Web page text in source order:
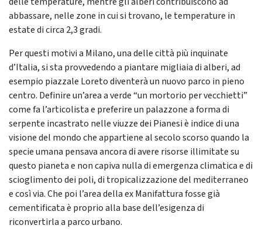
abbassare, nelle zone in cui si trovano, le temperature in
estate di circa 2,3 gradi.
Per questi motivi a Milano, una delle città più inquinate
d’Italia, si sta provvedendo a piantare migliaia di alberi, ad
esempio piazzale Loreto diventerà un nuovo parco in pieno
centro. Definire un’area a verde “un mortorio per vecchietti”
come fa l’articolista e preferire un palazzone a forma di
serpente incastrato nelle viuzze dei Pianesi è indice di una
visione del mondo che appartiene al secolo scorso quando la
specie umana pensava ancora di avere risorse illimitate su
questo pianeta e non capiva nulla di emergenza climatica e di
scioglimento dei poli, di tropicalizzazione del mediterraneo
e così via. Che poi l’area della ex Manifattura fosse già
cementificata è proprio alla base dell’esigenza di
riconvertirla a parco urbano.